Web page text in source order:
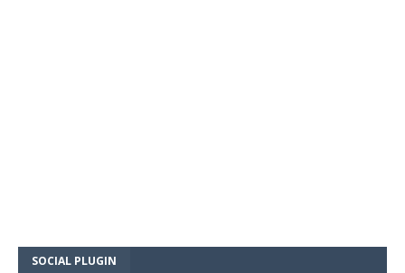
SOCIAL PLUGIN